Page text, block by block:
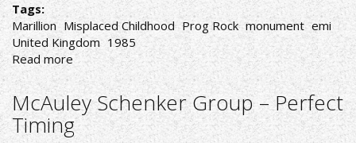
Tags:
Marillion Misplaced Childhood Prog Rock monument emi
United Kingdom 1985
Read more about
Marillion
Misplaced
Childhood
McAuley Schenker Group ‎– Perfect
Timing